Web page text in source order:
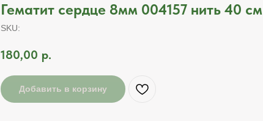
Гематит сердце 8мм 004157 нить 40 см
SKU:
180,00 р.
Добавить в корзину